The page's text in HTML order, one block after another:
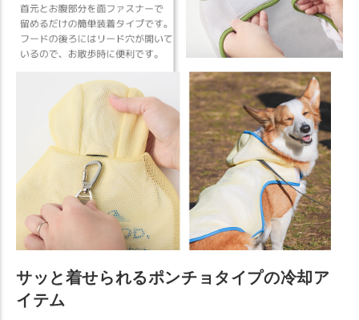
サッと着せられるポンチョタイプの冷却ア
イテム